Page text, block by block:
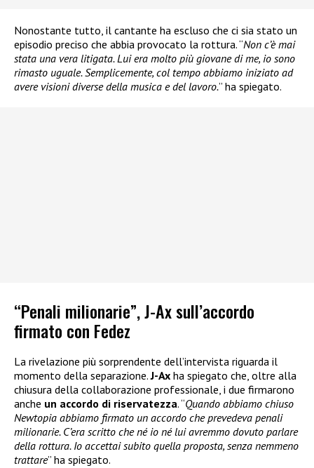
Nonostante tutto, il cantante ha escluso che ci sia stato un
episodio preciso che abbia provocato la rottura. “Non c’è mai
stata una vera litigata. Lui era molto più giovane di me, io sono
rimasto uguale. Semplicemente, col tempo abbiamo iniziato ad
avere visioni diverse della musica e del lavoro.” ha spiegato.
“Penali milionarie”, J-Ax sull’accordo
firmato con Fedez
La rivelazione più sorprendente dell’intervista riguarda il
momento della separazione.J-Ax ha spiegato che, oltre alla
chiusura della collaborazione professionale, i due firmarono
anche un accordo di riservatezza. “Quando abbiamo chiuso
Newtopia abbiamo firmato un accordo che prevedeva penali
milionarie. C’era scritto che né io né lui avremmo dovuto parlare
della rottura. Io accettai subito quella proposta, senza nemmeno
trattare” ha spiegato.